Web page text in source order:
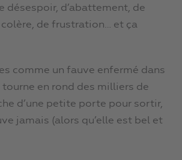
désespoir, d’abattement, de
de frustration… et ça
comme un fauve enfermé dans
tourne en rond des milliers de
d’une petite porte pour sortir,
jamais (alors qu’elle est bel et